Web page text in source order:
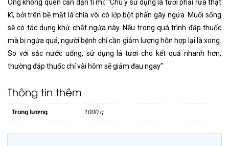
Ông không quên căn dặn tỉ mỉ: “Chú ý sử dụng lá tươi phải rửa thật
kĩ, bởi trên bề mặt lá chìa vôi có lớp bột phấn gây ngứa. Muối sống
sẽ có tác dụng khử chất ngứa này. Nếu trong quá trình đắp thuốc
mà bị ngứa quá, người bệnh chỉ cần giảm lượng hỗn hợp lại là xong.
So với sắc nước uống, sử dụng lá tươi cho kết quả nhanh hơn,
thường đắp thuốc chỉ vài hôm sẽ giảm đau ngay”
Thông tin thêm
Trọng lượng 1000 g